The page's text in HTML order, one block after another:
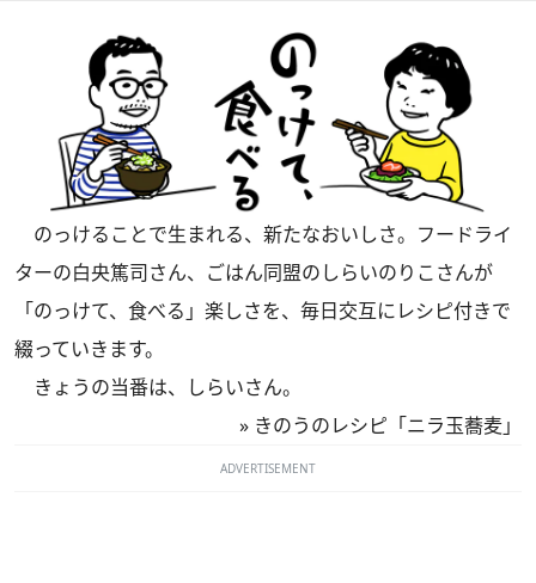
のっけることで生まれる、新たなおいしさ。フードライ
ターの白央篤司さん、ごはん同盟のしらいのりこさんが
「のっけて、食べる」楽しさを、毎日交互にレシピ付きで
綴っていきます。
きょうの当番は、しらいさん。
» きのうのレシピ「ニラ玉蕎麦」
ADVERTISEMENT